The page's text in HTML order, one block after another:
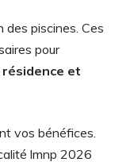
des piscines. Ces
pour
et
vos bénéfices.
lmnp 2026